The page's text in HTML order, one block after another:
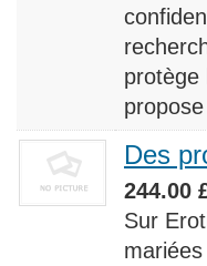
protège
Des
244.00
Sur